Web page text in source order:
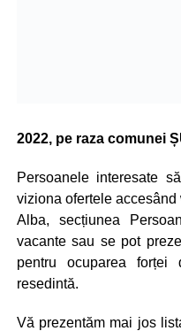
2022, pe raza comunei
Persoanele interesate
viziona ofertele accesând
Alba, secțiunea
vacante sau se pot
pentru ocuparea
resedintă.
Vă prezentăm mai jos